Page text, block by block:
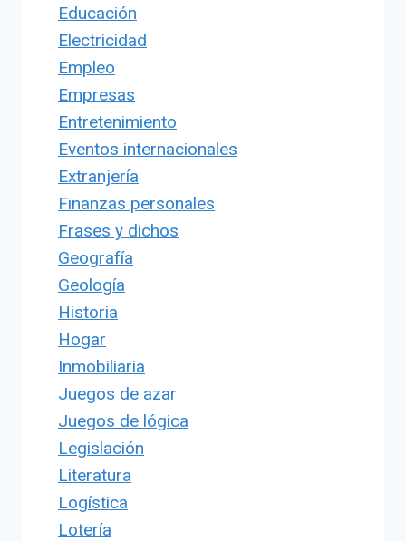
Educación
Electricidad
Empleo
Empresas
Entretenimiento
Eventos internacionales
Extranjería
Finanzas personales
Frases y dichos
Geografía
Geología
Historia
Hogar
Inmobiliaria
Juegos de azar
Juegos de lógica
Legislación
Literatura
Logística
Lotería